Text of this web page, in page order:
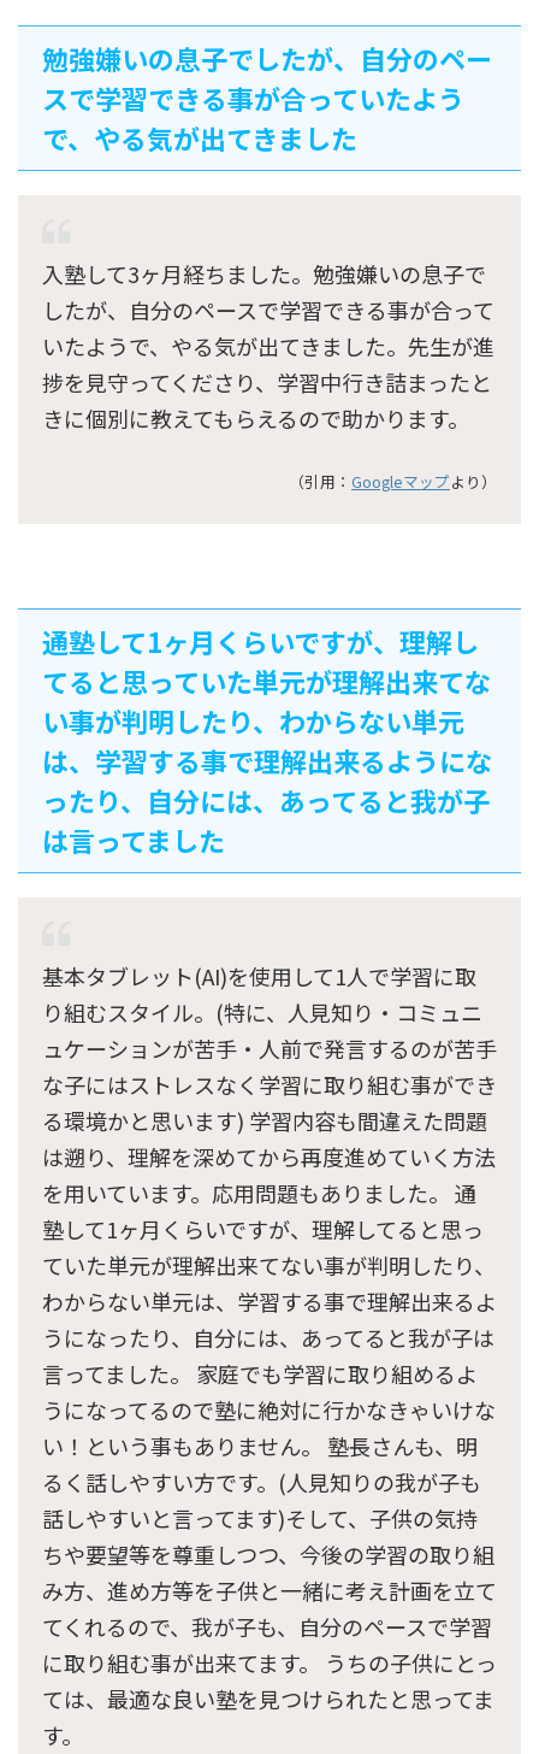
勉強嫌いの息子でしたが、自分のペー
スで学習できる事が合っていたよう
で、やる気が出てきました
入塾して3ヶ月経ちました。勉強嫌いの息子で
したが、自分のペースで学習できる事が合って
いたようで、やる気が出てきました。先生が進
捗を見守ってくださり、学習中行き詰まったと
きに個別に教えてもらえるので助かります。
（引用： Googleマップより）
通塾して1ヶ月くらいですが、理解し
てると思っていた単元が理解出来てな
い事が判明したり、わからない単元
は、学習する事で理解出来るようにな
ったり、自分には、あってると我が子
は言ってました
基本タブレット(AI)を使用して1人で学習に取
り組むスタイル。(特に、人見知り・コミュニ
ュケーションが苦手・人前で発言するのが苦手
な子にはストレスなく学習に取り組む事ができ
る環境かと思います) 学習内容も間違えた問題
は遡り、理解を深めてから再度進めていく方法
を用いています。応用問題もありました。 通
塾して1ヶ月くらいですが、理解してると思っ
ていた単元が理解出来てない事が判明したり、
わからない単元は、学習する事で理解出来るよ
うになったり、自分には、あってると我が子は
言ってました。 家庭でも学習に取り組めるよ
うになってるので塾に絶対に行かなきゃいけな
い！という事もありません。 塾長さんも、明
るく話しやすい方です。(人見知りの我が子も
話しやすいと言ってます)そして、子供の気持
ちや要望等を尊重しつつ、今後の学習の取り組
み方、進め方等を子供と一緒に考え計画を立て
てくれるので、我が子も、自分のペースで学習
に取り組む事が出来てます。 うちの子供にとっ
ては、最適な良い塾を見つけられたと思ってま
す。